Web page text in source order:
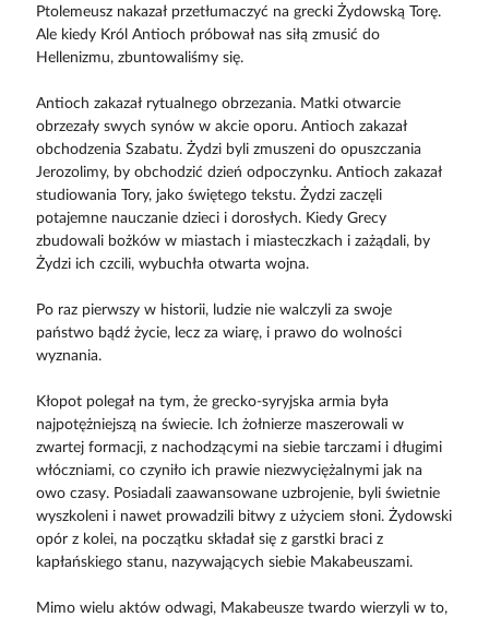
Ptolemeusz nakazał przetłumaczyć na grecki Żydowską Torę.
Ale kiedy Król Antioch próbował nas siłą zmusić do
Hellenizmu, zbuntowaliśmy się.
Antioch zakazał rytualnego obrzezania. Matki otwarcie
obrzezały swych synów w akcie oporu. Antioch zakazał
obchodzenia Szabatu. Żydzi byli zmuszeni do opuszczania
Jerozolimy, by obchodzić dzień odpoczynku. Antioch zakazał
studiowania Tory, jako świętego tekstu. Żydzi zaczęli
potajemne nauczanie dzieci i dorosłych. Kiedy Grecy
zbudowali bożków w miastach i miasteczkach i zażądali, by
Żydzi ich czcili, wybuchła otwarta wojna.
Po raz pierwszy w historii, ludzie nie walczyli za swoje
państwo bądź życie, lecz za wiarę, i prawo do wolności
wyznania.
Kłopot polegał na tym, że grecko-syryjska armia była
najpotężniejszą na świecie. Ich żołnierze maszerowali w
zwartej formacji, z nachodzącymi na siebie tarczami i długimi
włóczniami, co czyniło ich prawie niezwyciężalnymi jak na
owo czasy. Posiadali zaawansowane uzbrojenie, byli świetnie
wyszkoleni i nawet prowadzili bitwy z użyciem słoni. Żydowski
opór z kolei, na początku składał się z garstki braci z
kapłańskiego stanu, nazywających siebie Makabeuszami.
Mimo wielu aktów odwagi, Makabeusze twardo wierzyli w to,